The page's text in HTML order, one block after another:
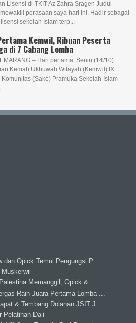
Lisensi di TKIT Az Zahra Sragen Judul
perasaan saya hari ini. Hadir sebagai
sekolah Islam terp...
Kemwil, Ribuan Peserta
di 7 Cabang Lomba
– Hari pertama, Senin (14/10)
Kemah Ukhuwah Wilayah (Kemwil) IX
Komunitas (Sako) Pramuka Sekolah Islam
dan Opick Temui Pengungsi P...
Memanggil, Opick & ...
Raih Juara Pertama Lomba ...
& Tembang Dolanan JSIT J...
Da’i